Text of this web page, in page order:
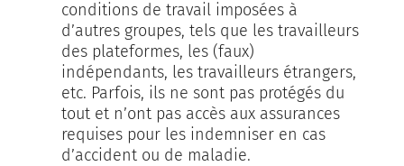
conditions de travail imposées à
d’autres groupes, tels que les travailleurs
des plateformes, les (faux)
indépendants, les travailleurs étrangers,
etc. Parfois, ils ne sont pas protégés du
tout et n’ont pas accès aux assurances
requises pour les indemniser en cas
d’accident ou de maladie.